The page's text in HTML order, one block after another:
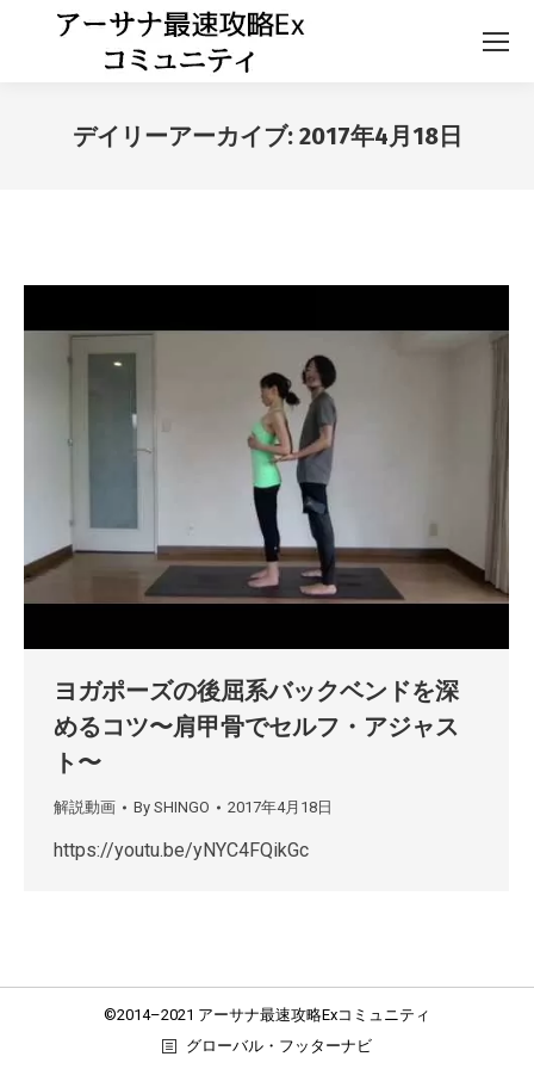
デイリーアーカイブ: 2017年4月18日
ヨガポーズの後屈系バックベンドを深
めるコツ〜肩甲骨でセルフ・アジャス
ト〜
解説動画 By SHINGO 2017年4月18日
https://youtu.be/yNYC4FQikGc
©2014–2021 アーサナ最速攻略Exコミュニティ
グローバル・フッターナビ